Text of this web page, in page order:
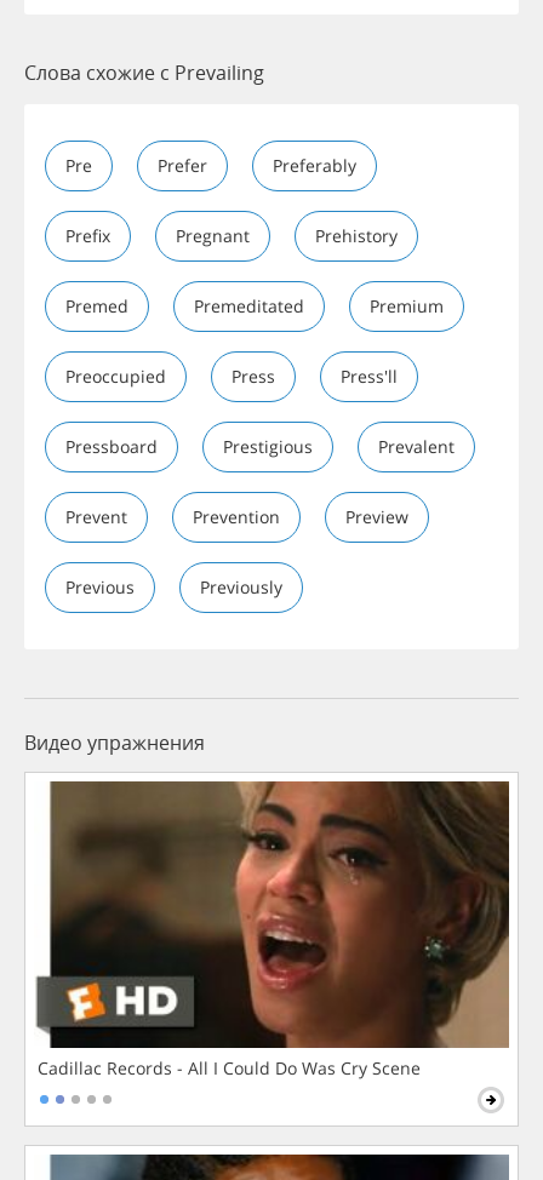
Слова схожие с Prevailing
Pre Prefer Preferably
Prefix Pregnant Prehistory
Premed Premeditated Premium
Preoccupied Press Press'll
Pressboard Prestigious Prevalent
Prevent Prevention Preview
Previous Previously
Видео упражнения
Cadillac Records - All I Could Do Was Cry Scene